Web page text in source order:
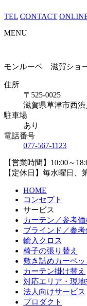
TEL CONTACT
MENU
モンルーベ 滋賀ショ
住所
〒525-0025
滋賀県草津市西渋
駐車場
あり
電話番号
077-567-1123
【営業時間】10:00～
【定休日】毎水曜日、
HOME
コンセプト
サービス
カーテン／参考価
ブラインド／参考
輸入クロス
椅子の張り替え
敷き詰めカーペッ
カーテン掛け替え
対応エリア・現
法人向けサービス
プロダクト